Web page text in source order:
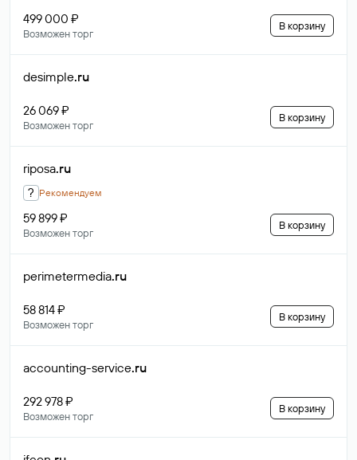
499 000 ₽
Возможен торг
В корзину
desimple.ru
26 069 ₽
Возможен торг
В корзину
riposa.ru
? Рекомендуем
59 899 ₽
Возможен торг
В корзину
perimetermedia.ru
58 814 ₽
Возможен торг
В корзину
accounting-service.ru
292 978 ₽
Возможен торг
В корзину